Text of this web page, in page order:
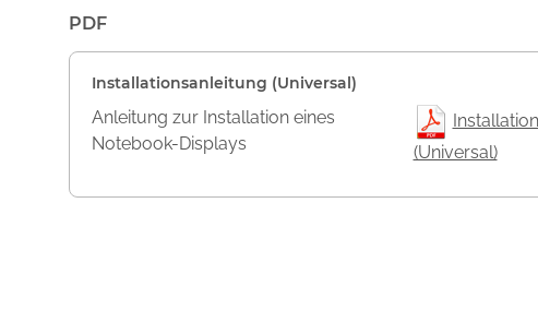
PDF
Installationsanleitung (Universal)
Anleitung zur Installation eines
Notebook-Displays
(Universal)